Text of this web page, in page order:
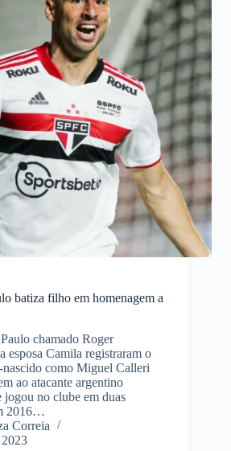
batiza filho em homenagem a
chamado Roger
esposa Camila registraram o
como Miguel Calleri
ao atacante argentino
jogou no clube em duas
2016…
Correia